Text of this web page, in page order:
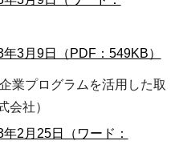
3月9日（PDF：549KB）
業プログラムを活用した取
会社）
2月25日（ワード：